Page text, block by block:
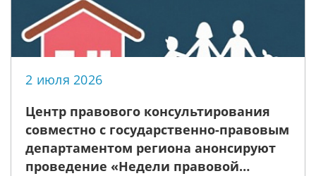
2 июля 2026
Центр правового консультирования
совместно с государственно-правовым
департаментом региона анонсируют
проведение «Недели правовой